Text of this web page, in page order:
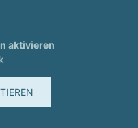
- Annette Nüsslein
eingeräumt, den
abonnieren. Welche
aktivieren